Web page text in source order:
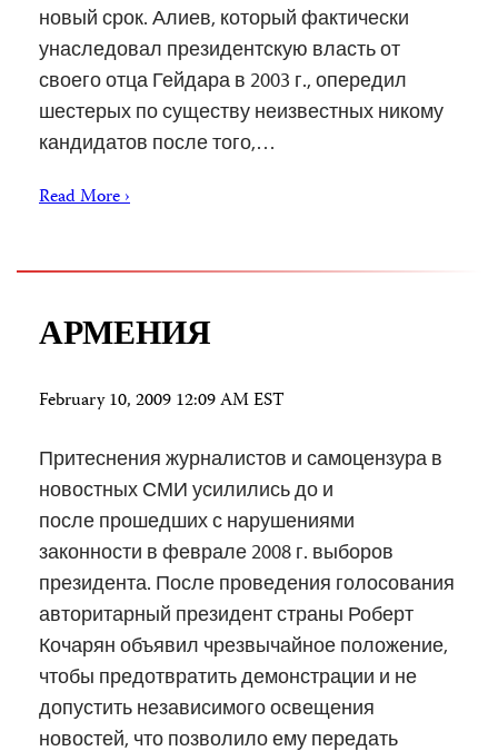
новый срок. Алиев, который фактически
унаследовал президентскую власть от
своего отца Гейдара в 2003 г., опередил
шестерых по существу неизвестных никому
кандидатов после того,…
Read More ›
АРМЕНИЯ
February 10, 2009 12:09 AM EST
Притеснения журналистов и самоцензура в
новостных СМИ усилились до и
после прошедших с нарушениями
законности в феврале 2008 г. выборов
президента. После проведения голосования
авторитарный президент страны Роберт
Кочарян объявил чрезвычайное положение,
чтобы предотвратить демонстрации и не
допустить независимого освещения
новостей, что позволило ему передать